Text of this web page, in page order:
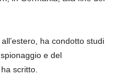
ha condotto studi
e del
ha scritto.